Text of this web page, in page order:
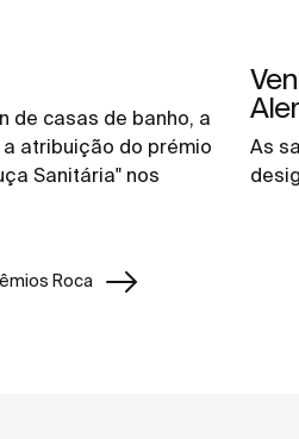
de casas de banho, a
atribuição do prémio
Sanitária" nos
As
Roca